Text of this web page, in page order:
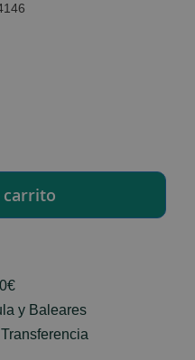
y Baleares